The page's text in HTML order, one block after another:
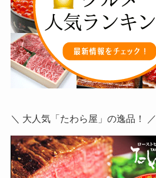
＼ 大人気「たわら屋」の逸品！ ／